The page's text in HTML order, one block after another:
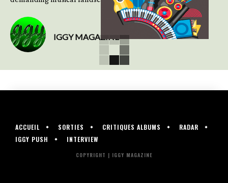
IGGY MAGAZINE
ACCUEIL SORTIES CRITIQUES ALBUMS
RADAR
IGGY PUSH
INTERVIEW
COPYRIGHT | IGGY MAGAZINE